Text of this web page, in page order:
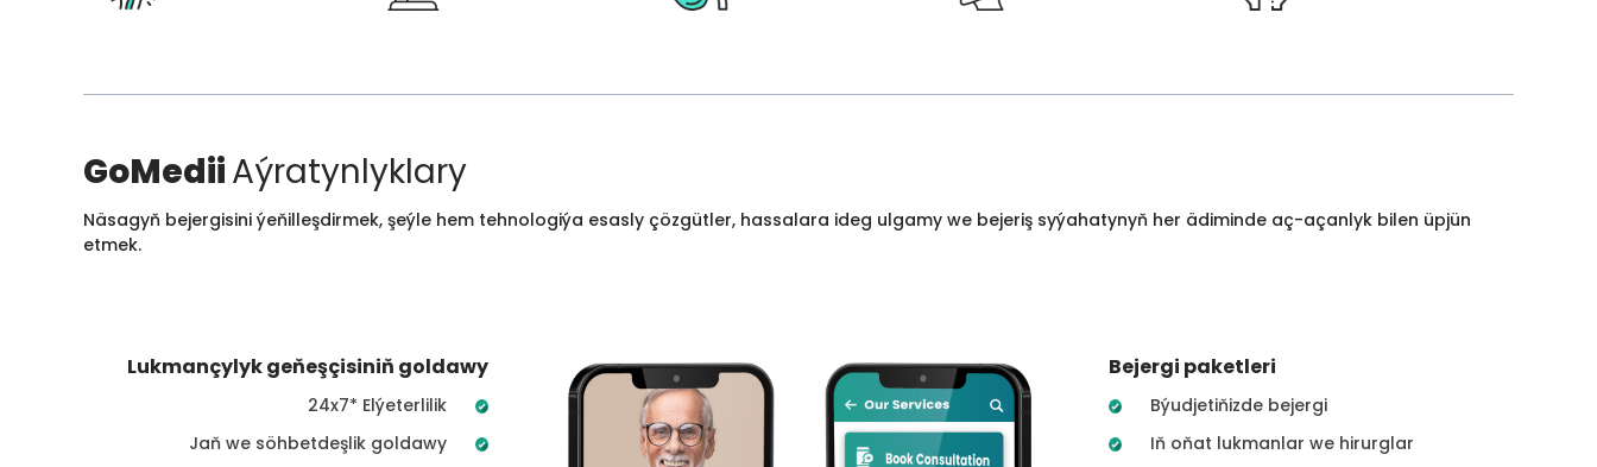
GoMediiAýratynlyklary
Näsagyň bejergisini ýeňilleşdirmek, şeýle hem tehnologiýa esasly çözgütler, hassalara ideg ulgamy we bejeriş syýahatynyň her ädiminde aç-açanlyk bilen üpjün
etmek.
Lukmançylyk geňeşçisiniň goldawy
24x7* Elýeterlilik
Jaň we söhbetdeşlik goldawy
Bejergi paketleri
Býudjetiňizde bejergi
Iň oňat lukmanlar we hirurglar